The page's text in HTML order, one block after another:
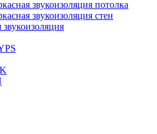
звукоизоляция потолка
звукоизоляция стен